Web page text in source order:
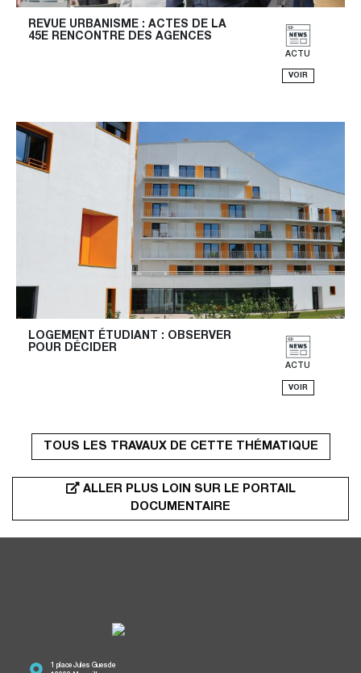
REVUE URBANISME : ACTES DE LA
45E RENCONTRE DES AGENCES
ACTU
VOIR
LOGEMENT ÉTUDIANT : OBSERVER
POUR DÉCIDER
ACTU
VOIR
TOUS LES TRAVAUX DE CETTE THÉMATIQUE
ALLER PLUS LOIN SUR LE PORTAIL
DOCUMENTAIRE
1 place Jules Guesde